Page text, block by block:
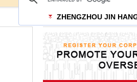
ZHENGZHOU JIN